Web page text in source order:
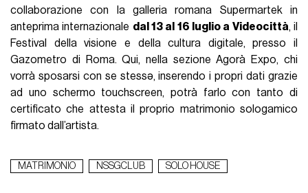
collaborazione con la galleria romana Supermartek in
anteprima internazionale dal 13 al 16 luglio a Videocittà, il
Festival della visione e della cultura digitale, presso il
Gazometro di Roma. Qui, nella sezione Agorà Expo, chi
vorrà sposarsi con se stessə, inserendo i propri dati grazie
ad uno schermo touchscreen, potrà farlo con tanto di
certificato che attesta il proprio matrimonio sologamico
firmato dall’artista.
MATRIMONIO NSSGCLUB SOLO HOUSE